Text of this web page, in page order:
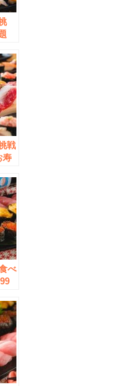
食
題
ラ
戦
寿
の
加
で
べ
ウ
ロ
し
葉